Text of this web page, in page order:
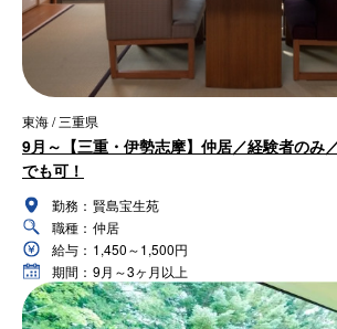
東海 / 三重県
9月～【三重・伊勢志摩】仲居／経験者のみ
でも可！
勤務： 賢島宝生苑
職種： 仲居
給与： 1,450～1,500円
期間： 9月～3ヶ月以上